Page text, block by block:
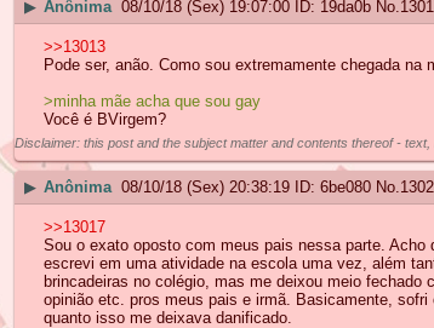
▶ Anônima 08/10/18 (Sex) 19:07:00 19da0b No.
>>13013
Pode ser, anão. Como sou extremamente chegada
>minha mãe acha que sou gay
Você é BVirgem?
Disclaimer: this post and the subject matter and contents thereof -
▶ Anônima 08/10/18 (Sex) 20:38:19 6be080 No.
>>13017
Sou o exato oposto com meus pais nessa parte.
escrevi em uma atividade na escola uma vez, além
brincadeiras no colégio, mas me deixou meio
opinião etc. pros meus pais e irmã. Basicamente,
quanto isso me deixava danificado.